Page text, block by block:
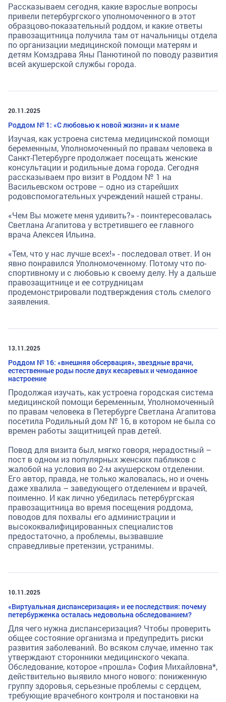
Рассказываем сегодня, какие взрослые вопросы
привели петербургского уполномоченного в этот
образцово-показательный роддом, и какие ответы
правозащитница получила там от начальницы отдела
по организации медицинской помощи матерям и
детям Комздрава Яны Панютиной по поводу развития
всей акушерской службы города.
20.11.2025
Роддом № 1: «С любовью к новой жизни» и к маме
Изучая, как устроена система медицинской помощи
беременным, Уполномоченный по правам человека в
Санкт-Петербурге продолжает посещать женские
консультации и родильные дома города. Сегодня
рассказываем про визит в Роддом № 1 на
Васильевском острове – одно из старейших
родовспомогательных учреждений нашей страны.
«Чем Вы можете меня удивить?» - поинтересовалась
Светлана Агапитова у встретившего ее главного
врача Алексея Ильина.
«Тем, что у нас лучше всех!» - последовал ответ. И он
явно понравился Уполномоченному. Потому что по-
спортивному и с любовью к своему делу. Ну а дальше
правозащитнице и ее сотрудницам
продемонстрировали подтверждения столь смелого
заявления.
13.11.2025
Роддом № 16: «внешняя обсервация», звездные врачи,
естественные роды после двух кесаревых и чемоданное
настроение
Продолжая изучать, как устроена городская система
медицинской помощи беременным, Уполномоченный
по правам человека в Петербурге Светлана Агапитова
посетила Родильный дом № 16, в котором не была со
времен работы защитницей прав детей.
Повод для визита был, мягко говоря, нерадостный –
пост в одном из популярных женских пабликов с
жалобой на условия во 2-м акушерском отделении.
Его автор, правда, не только жаловалась, но и очень
даже хвалила – заведующего отделением и врачей,
поименно. И как лично убедилась петербургская
правозащитница во время посещения роддома,
поводов для похвалы его администрации и
высококвалифицированных специалистов
предостаточно, а проблемы, вызвавшие
справедливые претензии, устранимы.
10.11.2025
«Виртуальная диспансеризация» и ее последствия: почему
петербурженка осталась недовольна обследованием?
Для чего нужна диспансеризация? Чтобы проверить
общее состояние организма и предупредить риски
развития заболеваний. Во всяком случае, именно так
утверждают сторонники медицинского чекапа.
Обследование, которое «прошла» София Михайловна*,
действительно выявило много нового: пониженную
группу здоровья, серьезные проблемы с сердцем,
требующие врачебного контроля и постановки на